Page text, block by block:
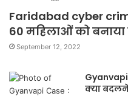
Faridabad cyber
60 महिलाओं को बनाया
September 12, 2022
क्या बदलने